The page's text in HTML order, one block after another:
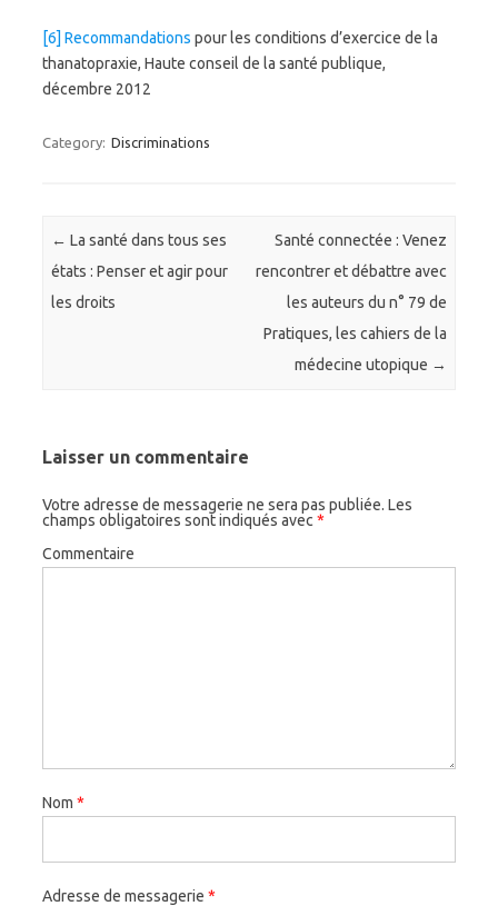
[6] Recommandations pour les conditions d’exercice de la
thanatopraxie, Haute conseil de la santé publique,
décembre 2012
Category: Discriminations
Post navigation
← La santé dans tous ses
états : Penser et agir pour
les droits
Santé connectée : Venez
rencontrer et débattre avec
les auteurs du n° 79 de
Pratiques, les cahiers de la
médecine utopique →
Laisser un commentaire
Votre adresse de messagerie ne sera pas publiée. Les
champs obligatoires sont indiqués avec *
Commentaire
Nom *
Adresse de messagerie *